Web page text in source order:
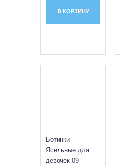
В КОРЗИНУ
Ботинки
Ясельные для
девочек 09-